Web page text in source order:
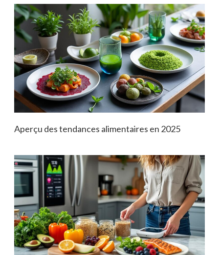
Aperçu des tendances alimentaires en 2025